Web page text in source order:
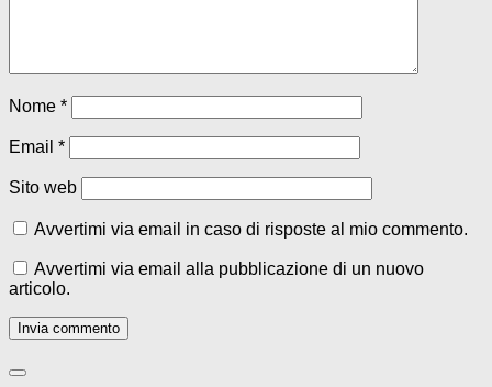
Nome *
Email *
Sito web
Avvertimi via email in caso di risposte al mio commento.
Avvertimi via email alla pubblicazione di un nuovo
articolo.